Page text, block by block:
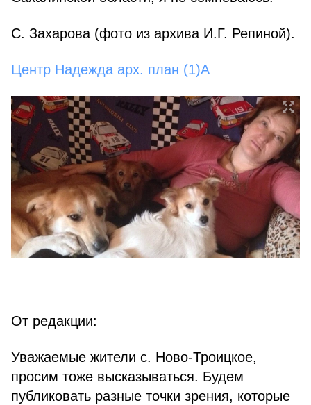
С. Захарова (фото из архива И.Г. Репиной).
Центр Надежда арх. план (1)A
От редакции:
Уважаемые жители с. Ново-Троицкое,
просим тоже высказываться. Будем
публиковать разные точки зрения, которые